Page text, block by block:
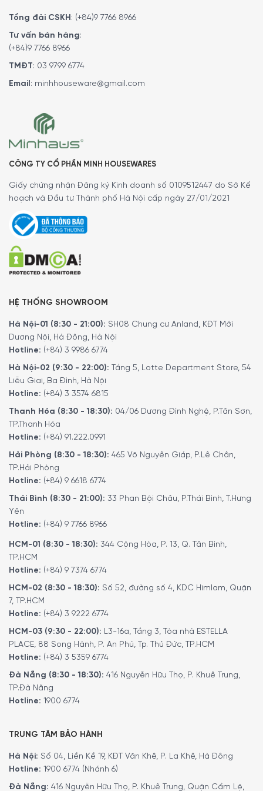
Máy Sấy Quần Áo Heat Pump Miele TCF770WP EcoSpeed cho
phép bổ sung quần áo dễ dàng trong quá trình sấy
Kết nối thông minh với Miele@home
tiềm năng của các thiết bị Miele và làm cho cuộc sống
áo Miele TCF770WP EcoSpeed có thể được nối mạng
một cách thuận tiện và an toàn. Thao tác rất dễ dàng,
thông qua điều khiển bằng giọng nói hay thông qua tích
hợp vào các giải pháp nhà thông minh hiện có. Kết nối
mạng diễn ra thông qua bộ định tuyến WiFi gia đình và
đám mây Miele.
Máy Sấy Quần Áo Heat Pump Miele TCF770WP EcoSpeed cho
phép giám sát từ xa thông qua thiết bị di động
Kết nối thông minh giữa máy sấy và máy
Thuận tiện tối đa cho người dùng: nhờ chức năng kết nối
Tổng đài CSKH: (+84)9 7766 8966
Tư vấn bán hàng:
(+84)9 7766 8966
TMĐT: 03 9799 6774
Email: minhhouseware@gmail.com
CÔNG TY CỔ PHẦN MINH HOUSEWARES
Giấy chứng nhận Đăng ký Kinh doanh số 0109512447 do Sở Kế
hoạch và Đầu tư Thành phố Hà Nội cấp ngày 27/01/2021
HỆ THỐNG SHOWROOM
Hà Nội-01 (8:30 - 21:00): SH08 Chung cư Anland, KĐT Mới
Dương Nội, Hà Đông, Hà Nội
Hotline: (+84) 3 9986 6774
Hà Nội-02 (9:30 - 22:00): Tầng 5, Lotte Department Store, 54
Liễu Giai, Ba Đình, Hà Nội
Hotline: (+84) 3 3574 6815
Thanh Hóa (8:30 - 18:30): 04/06 Dương Đình Nghệ, P.Tân Sơn,
TP.Thanh Hóa
Hotline: (+84) 91.222.0991
Hải Phòng (8:30 - 18:30): 465 Võ Nguyên Giáp, P.Lê Chân,
TP.Hải Phòng
Hotline: (+84) 9 6618 6774
Thái Bình (8:30 - 21:00): 33 Phan Bội Châu, P.Thái Bình, T.Hưng
Yên
Hotline: (+84) 9 7766 8966
HCM-01 (8:30 - 18:30): 344 Cộng Hòa, P. 13, Q. Tân Bình,
TP.HCM
Hotline: (+84) 9 7374 6774
HCM-02 (8:30 - 18:30): Số 52, đường số 4, KDC Himlam, Quận
7, TP.HCM
Hotline: (+84) 3 9222 6774
HCM-03 (9:30 - 22:00): L3-16a, Tầng 3, Tòa nhà ESTELLA
PLACE, 88 Song Hành, P. An Phú, Tp. Thủ Đức, TP.HCM
Hotline: (+84) 3 5359 6774
Đà Nẵng (8:30 - 18:30): 416 Nguyễn Hữu Thọ, P. Khuê Trung,
TP.Đà Nẵng
Hotline: 1900 6774
TRUNG TÂM BẢO HÀNH
Hà Nội: Số 04, Liền Kề 19, KĐT Văn Khê, P. La Khê, Hà Đông
Hotline: 1900 6774 (Nhánh 6)
Đà Nẵng: 416 Nguyễn Hữu Thọ, P. Khuê Trung, Quận Cẩm Lệ,